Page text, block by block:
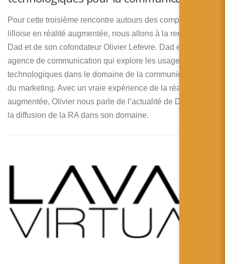
Pour cette troisième rencontre autours des compétences
lilloise en réalité augmentée, nous allons à la rencontre de
Dad et de son cofondateur Olivier Lefevre. Dad est une
agence de communication qui explore les usages
technologiques dans le domaine de la communication et
du marketing. Avec un vraie expérience de la réalité
augmentée, Olivier nous parle de l’actualité de Dad et de
la diffusion de la RA dans son domaine.